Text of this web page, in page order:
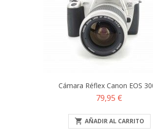
Cámara Réflex Canon EOS
Precio
79,95 €
 AÑADIR AL CARRITO